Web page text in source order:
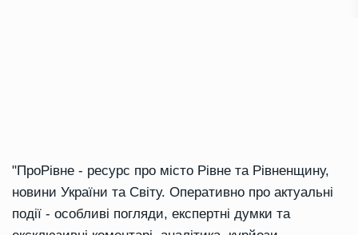
"ПроРівне - ресурс про місто Рівне та Рівненщину,
новини України та Світу. Оперативно про актуальні
події - особливі погляди, експертні думки та